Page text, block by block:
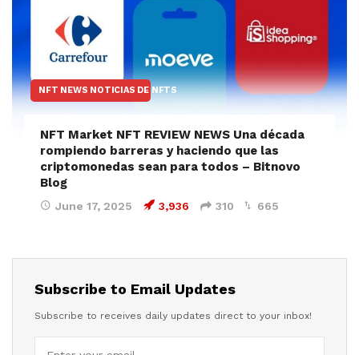
NFT NEWS NOTICIAS DE NFTS
NFT Market NFT REVIEW NEWS Una década
rompiendo barreras y haciendo que las
criptomonedas sean para todos – Bitnovo
Blog
June 17, 2025 3,936 310 665
Subscribe to Email Updates
Subscribe to receives daily updates direct to your inbox!